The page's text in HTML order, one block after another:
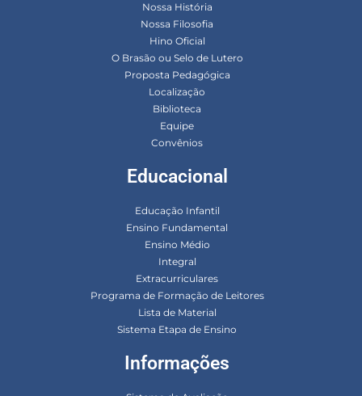
Nossa História
Nossa Filosofia
Hino Oficial
O Brasão ou Selo de Lutero
Proposta Pedagógica
Localização
Biblioteca
Equipe
Convênios
Educacional
Educação Infantil
Ensino Fundamental
Ensino Médio
Integral
Extracurriculares
Programa de Formação de Leitores
Lista de Material
Sistema Etapa de Ensino
Informações